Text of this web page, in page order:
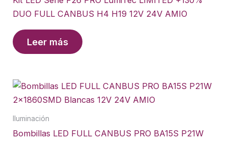
DUO FULL CANBUS H4 H19 12V 24V AMIO
Leer más
Iluminación
Bombillas LED FULL CANBUS PRO BA15S P21W